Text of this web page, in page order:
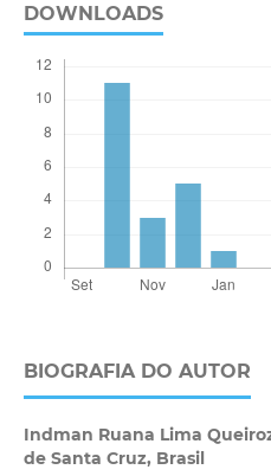
DOWNLOADS
BIOGRAFIA DO AUTOR
Indman Ruana Lima
de Santa Cruz, Brasil